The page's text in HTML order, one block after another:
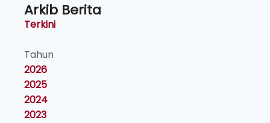
Arkib Berita
Terkini
Tahun
2026
2025
2024
2023